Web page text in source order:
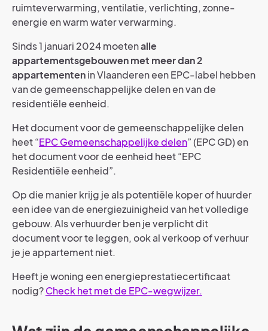
ruimteverwarming, ventilatie, verlichting, zonne-
energie en warm water verwarming.
Sinds 1 januari 2024 moetenalle
appartementsgebouwen met meer dan 2
appartementenin Vlaanderen een EPC-label hebben
van de gemeenschappelijke delen en van de
residentiële eenheid.
Het document voor de gemeenschappelijke delen
heet “EPC Gemeenschappelijke delen” (EPC GD) en
het document voor de eenheid heet “EPC
Residentiële eenheid”.
Op die manier krijg je als potentiële koper of huurder
een idee van de energiezuinigheid van het volledige
gebouw. Als verhuurder ben je verplicht dit
document voor te leggen, ook al verkoop of verhuur
je je appartement niet.
Heeft je woning een energieprestatiecertificaat
nodig?Check het met de EPC-wegwijzer.